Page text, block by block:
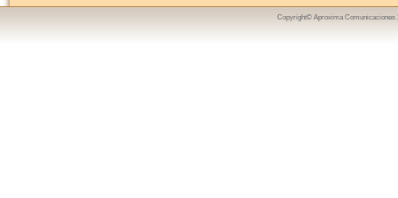
Copyright© Aproxima Comunicaciones